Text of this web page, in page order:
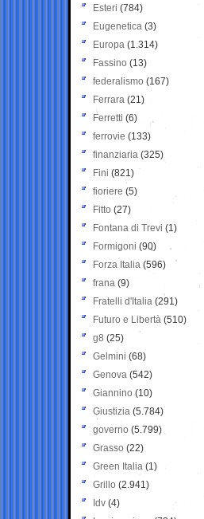
Esteri (784)
Eugenetica (3)
Europa (1.314)
Fassino (13)
federalismo (167)
Ferrara (21)
Ferretti (6)
ferrovie (133)
finanziaria (325)
Fini (821)
fioriere (5)
Fitto (27)
Fontana di Trevi (1)
Formigoni (90)
Forza Italia (596)
frana (9)
Fratelli d'Italia (291)
Futuro e Libertà (510)
g8 (25)
Gelmini (68)
Genova (542)
Giannino (10)
Giustizia (5.784)
governo (5.799)
Grasso (22)
Green Italia (1)
Grillo (2.941)
Idv (4)